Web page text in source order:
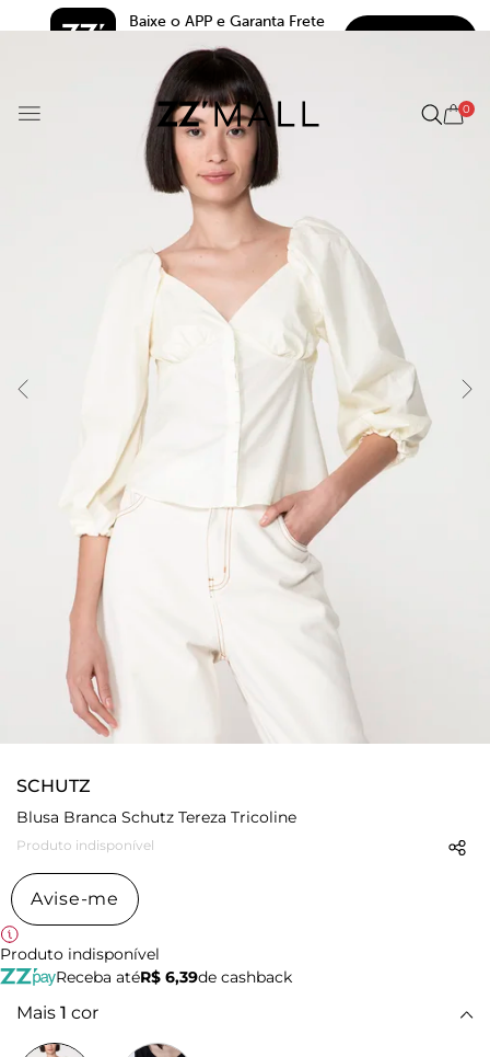
Baixe o APP e Garanta Frete
5.0
0
SCHUTZ
Blusa Branca Schutz Tereza Tricoline
Produto indisponível
Avise-me
Produto indisponível
Receba atéR$ 6,39de cashback
Mais 1 cor